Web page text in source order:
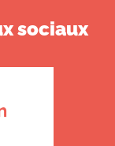
sociaux